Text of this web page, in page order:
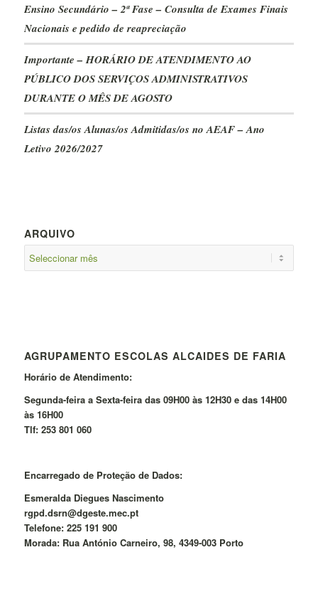
Ensino Secundário – 2ª Fase – Consulta de Exames Finais
Nacionais e pedido de reapreciação
Importante – HORÁRIO DE ATENDIMENTO AO
PÚBLICO DOS SERVIÇOS ADMINISTRATIVOS
DURANTE O MÊS DE AGOSTO
Listas das/os Alunas/os Admitidas/os no AEAF – Ano
Letivo 2026/2027
ARQUIVO
AGRUPAMENTO ESCOLAS ALCAIDES DE FARIA
Horário de Atendimento:
Segunda-feira a Sexta-feira das 09H00 às 12H30 e das 14H00
às 16H00
Tlf: 253 801 060
Encarregado de Proteção de Dados:
Esmeralda Diegues Nascimento
rgpd.dsrn@dgeste.mec.pt
Telefone: 225 191 900
Morada: Rua António Carneiro, 98, 4349-003 Porto